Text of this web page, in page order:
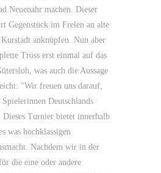
Neuenahr machen. Dieser
Gegenstück im Freien an alte
anknüpfen. Nun aber
Tross erst einmal auf das
was auch die Aussage
"Wir freuen uns darauf,
Deutschlands
Dieses Turnier bietet innerhalb
was hochklassigen
Nachdem wir in der
die eine oder andere